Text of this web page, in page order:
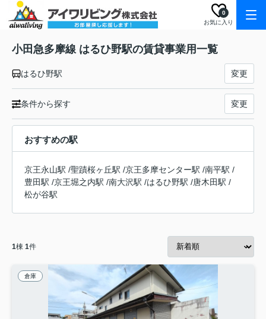
お気に入り
0
小田急多摩線 はるひ野駅の賃貸事業用一覧
はるひ野駅 変更
条件から探す 変更
おすすめの駅
京王永山駅 /聖蹟桜ヶ丘駅 /京王多摩センター駅 /南平駅 /
豊田駅 /京王堀之内駅 /南大沢駅 /はるひ野駅 /唐木田駅 /
松が谷駅
1棟 1件
倉庫